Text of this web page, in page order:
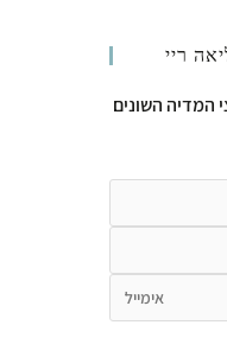
ריי
המדיה השונים